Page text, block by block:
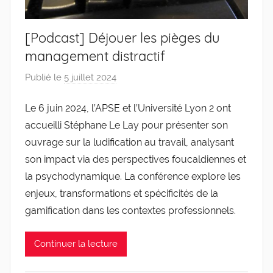
[Podcast] Déjouer les pièges du
management distractif
Publié le 5 juillet 2024
r
g
l
e
v
Le 6 juin 2024, l’APSE et l’Université Lyon 2 ont
accueilli Stéphane Le Lay pour présenter son
ouvrage sur la ludification au travail, analysant
son impact via des perspectives foucaldiennes et
la psychodynamique. La conférence explore les
enjeux, transformations et spécificités de la
gamification dans les contextes professionnels.
Continuer la lecture